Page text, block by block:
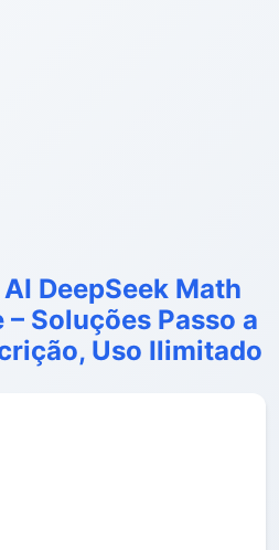
DeepSeek Math
Soluções Passo a
Uso Ilimitado